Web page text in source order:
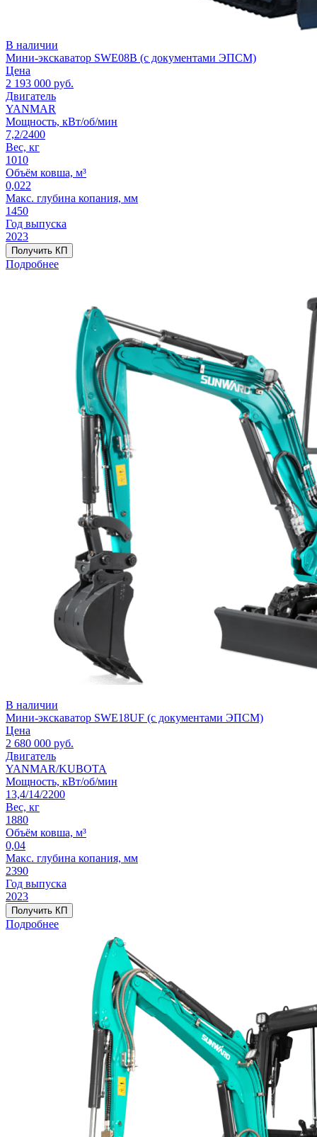
В наличии
Мини-экскаватор SWE08B (с документами ЭПСМ)
Цена
2 193 000 руб.
Двигатель
YANMAR
Мощность, кВт/об/мин
7,2/2400
Вес, кг
1010
Объём ковша, м³
0,022
Макс. глубина копания, мм
1450
Год выпуска
2023
Получить КП
Подробнее
В наличии
Мини-экскаватор SWE18UF (с документами ЭПСМ)
Цена
2 680 000 руб.
Двигатель
YANMAR/KUBOTA
Мощность, кВт/об/мин
13,4/14/2200
Вес, кг
1880
Объём ковша, м³
0,04
Макс. глубина копания, мм
2390
Год выпуска
2023
Получить КП
Подробнее